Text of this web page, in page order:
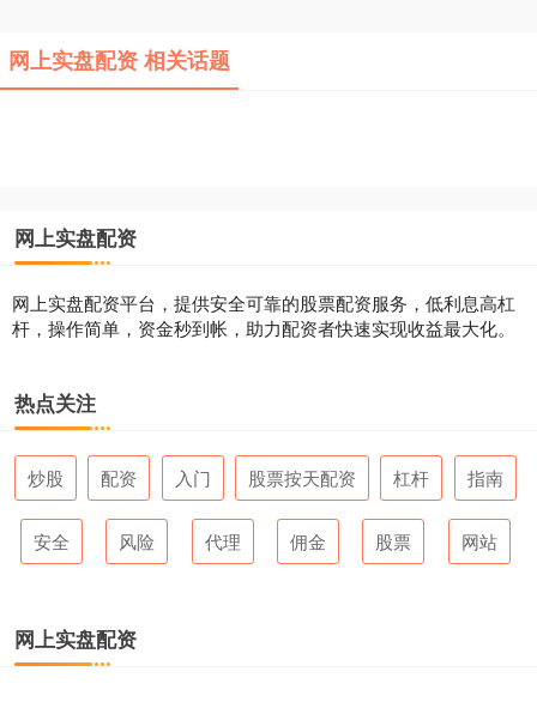
网上实盘配资 相关话题
网上实盘配资
网上实盘配资平台，提供安全可靠的股票配资服务，低利息高杠
杆，操作简单，资金秒到帐，助力配资者快速实现收益最大化。
热点关注
炒股 配资 入门 股票按天配资 杠杆 指南
安全 风险 代理 佣金 股票 网站
网上实盘配资